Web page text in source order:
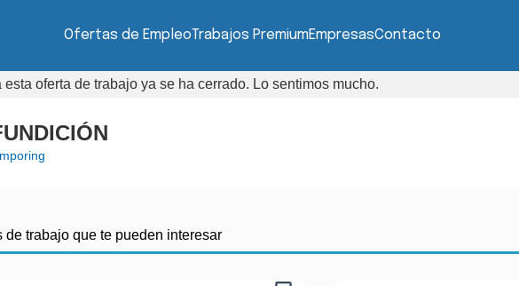
Ofertas de EmpleoTrabajos PremiumEmpresasContacto
oferta de trabajo ya se ha cerrado. Lo sentimos mucho.
de trabajo que te pueden interesar